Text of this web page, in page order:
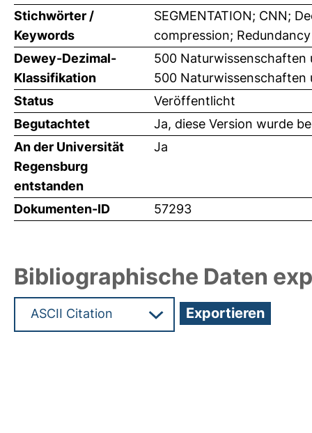
Stichwörter /
Keywords
SEGMENTATION; CNN;
compression; Redundancy
Dewey-Dezimal-
Klassifikation
500 Naturwissenschaften
500 Naturwissenschaften
Status
Veröffentlicht
Begutachtet
Ja, diese Version wurde
An der Universität
Regensburg
entstanden
Ja
Dokumenten-ID 57293
Bibliographische Daten